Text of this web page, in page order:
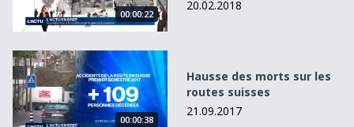
00:00:22
20.02.2018
Hausse des morts sur les routes suisses
00:00:38
Hausse des morts sur les
routes suisses
21.09.2017